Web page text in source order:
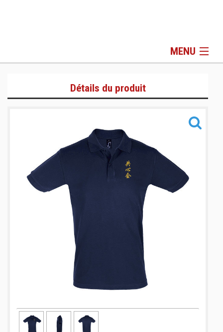
MENU
Zoodies/Vestes
Informations
Détails du produit